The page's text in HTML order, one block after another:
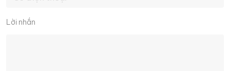
Lời nhắn